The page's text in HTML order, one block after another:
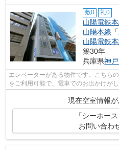
敷0 礼0
山陽電鉄
山陽本線 「
山陽電鉄
築30年
兵庫県神
エレベーターがある物件です。こちら
をご利用可能で、電車でのお出かけが
物件で、徒歩5分で駅に行くことができ
現在空室情報が
「シーホー
お問い合わ